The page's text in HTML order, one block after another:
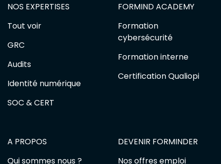
NOS EXPERTISES
Tout voir
GRC
Audits
Identité numérique
SOC & CERT
FORMIND ACADEMY
Formation
cybersécurité
Formation interne
Certification Qualiopi
A PROPOS
Qui sommes nous ?
DEVENIR FORMINDER
Nos offres emploi